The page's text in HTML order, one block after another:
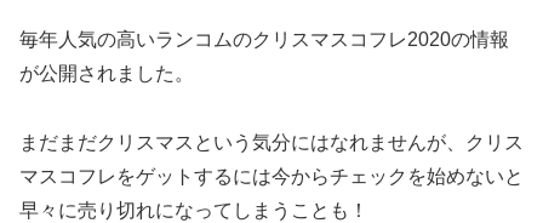
毎年人気の高いランコムのクリスマスコフレ2020の情報
が公開されました。
まだまだクリスマスという気分にはなれませんが、クリス
マスコフレをゲットするには今からチェックを始めないと
早々に売り切れになってしまうことも！